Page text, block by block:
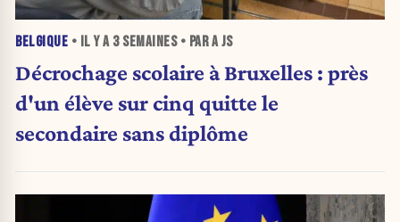
BELGIQUE • IL Y A 3 SEMAINES• PAR A JS
Décrochage scolaire à Bruxelles : près
d'un élève sur cinq quitte le
secondaire sans diplôme